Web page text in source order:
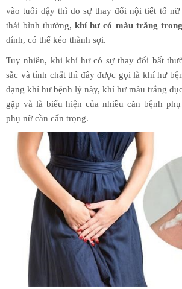
vào tuổi dậy thì do sự thay đổi nội tiết tố nữ
thái bình thường,khí hư có màu trắng trong
dính, có thể kéo thành sợi.
Tuy nhiên, khi khí hư có sự thay đổi bất
sắc và tính chất thì đây được gọi là khí hư
dạng khí hư bệnh lý này, khí hư màu trắng
gặp và là biểu hiện của nhiều căn bệnh
phụ nữ cần cẩn trọng.